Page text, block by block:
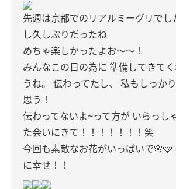
先週は京都でのリアルミーグリでし
し久しぶりだったね
めちゃ楽しかったよお〜〜！
みんなこの日の為に 準備してきて
うね。
伝わってたし、
私もしっか
思う！
伝わってないよ~って方が いらっし
た会いにきて！！！！！！！笑
今回も素敵なお花がいっぱいで🌸🩷
に幸せ！！